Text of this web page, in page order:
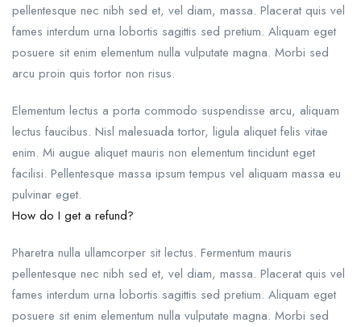
pellentesque nec nibh sed et, vel diam, massa. Placerat quis vel
fames interdum urna lobortis sagittis sed pretium. Aliquam eget
posuere sit enim elementum nulla vulputate magna. Morbi sed
arcu proin quis tortor non risus.
Elementum lectus a porta commodo suspendisse arcu, aliquam
lectus faucibus. Nisl malesuada tortor, ligula aliquet felis vitae
enim. Mi augue aliquet mauris non elementum tincidunt eget
facilisi. Pellentesque massa ipsum tempus vel aliquam massa eu
pulvinar eget.
How do I get a refund?
Pharetra nulla ullamcorper sit lectus. Fermentum mauris
pellentesque nec nibh sed et, vel diam, massa. Placerat quis vel
fames interdum urna lobortis sagittis sed pretium. Aliquam eget
posuere sit enim elementum nulla vulputate magna. Morbi sed